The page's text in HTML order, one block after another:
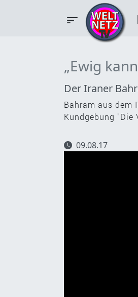
„Ewig
Der Iraner
Bahram aus dem
Kundgebung "Die
09.08.17